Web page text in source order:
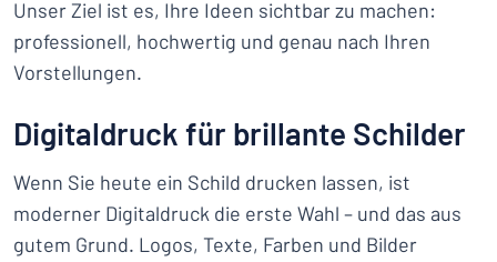
Unser Ziel ist es, Ihre Ideen sichtbar zu machen:
professionell, hochwertig und genau nach Ihren
Vorstellungen.
Digitaldruck für brillante Schilder
Wenn Sie heute ein Schild drucken lassen, ist
moderner Digitaldruck die erste Wahl – und das aus
gutem Grund. Logos, Texte, Farben und Bilder